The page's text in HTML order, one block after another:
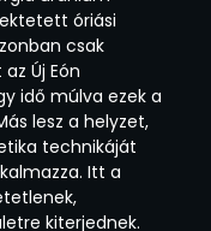
óriási
csak
Új Eón
idő múlva ezek a
lesz a helyzet,
technikáját
Itt a
kiterjednek.